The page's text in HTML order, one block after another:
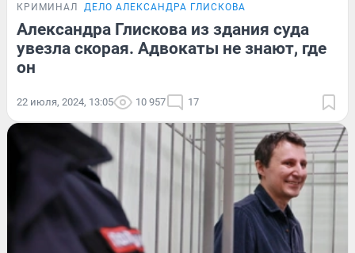
КРИМИНАЛ ДЕЛО АЛЕКСАНДРА ГЛИСКОВА
Александра Глискова из здания суда
увезла скорая. Адвокаты не знают, где
он
22 июля, 2024, 13:05 10 957 17